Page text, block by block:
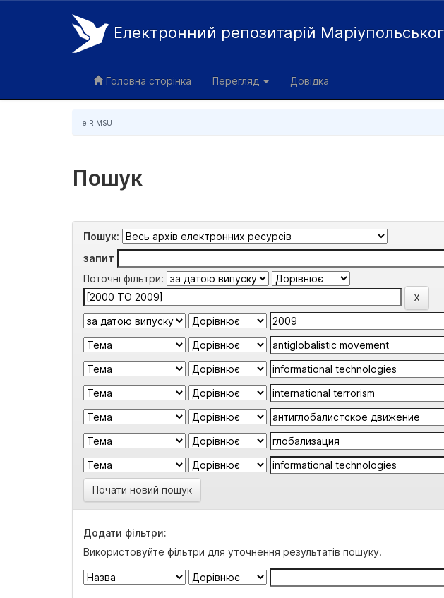
Електронний репозитарій
Головна сторінка Перегляд Довідка
eIR MSU
Пошук
Пошук:
запит
Поточні фільтри:
Почати новий пошук
Додати фільтри:
Використовуйте фільтри для уточнення результатів пошуку.